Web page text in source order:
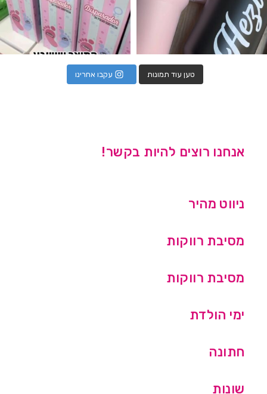
טען עוד תמונות עקבו אחרינו
אנחנו רוצים להיות בקשר!
ניווט מהיר
מסיבת רווקות
מסיבת רווקות
ימי הולדת
חתונה
שונות